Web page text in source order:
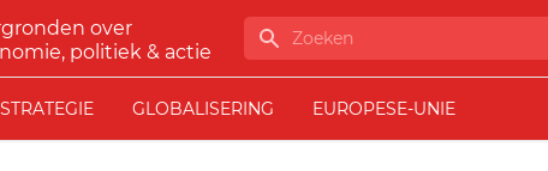
over
politiek & actie
Zoeken
STRATEGIE GLOBALISERING EUROPESE-UNIE